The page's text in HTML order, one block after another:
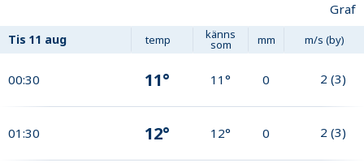
Graf
Tis 11 aug temp känns
som mm m/s (by)
00:30 11° 11° 0 2 (3)
01:30 12° 12° 0 2 (3)